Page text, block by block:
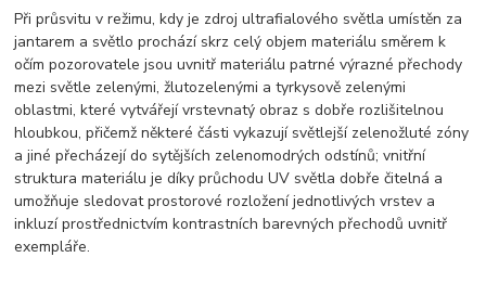
Při průsvitu v režimu, kdy je zdroj ultrafialového světla umístěn za
jantarem a světlo prochází skrz celý objem materiálu směrem k
očím pozorovatele jsou uvnitř materiálu patrné výrazné přechody
mezi světle zelenými, žlutozelenými a tyrkysově zelenými
oblastmi, které vytvářejí vrstevnatý obraz s dobře rozlišitelnou
hloubkou, přičemž některé části vykazují světlejší zelenožluté zóny
a jiné přecházejí do sytějších zelenomodrých odstínů; vnitřní
struktura materiálu je díky průchodu UV světla dobře čitelná a
umožňuje sledovat prostorové rozložení jednotlivých vrstev a
inkluzí prostřednictvím kontrastních barevných přechodů uvnitř
exempláře.